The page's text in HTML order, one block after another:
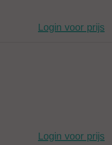
Login voor prijs
Login voor prijs